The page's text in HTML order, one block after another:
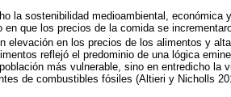
la sostenibilidad medioambiental,
en que los precios de la comida se
elevación en los precios de los alimentos y
reflejó el predominio de una lógica
más vulnerable, sino en entredicho la
de combustibles fósiles (Altieri y Nicholls